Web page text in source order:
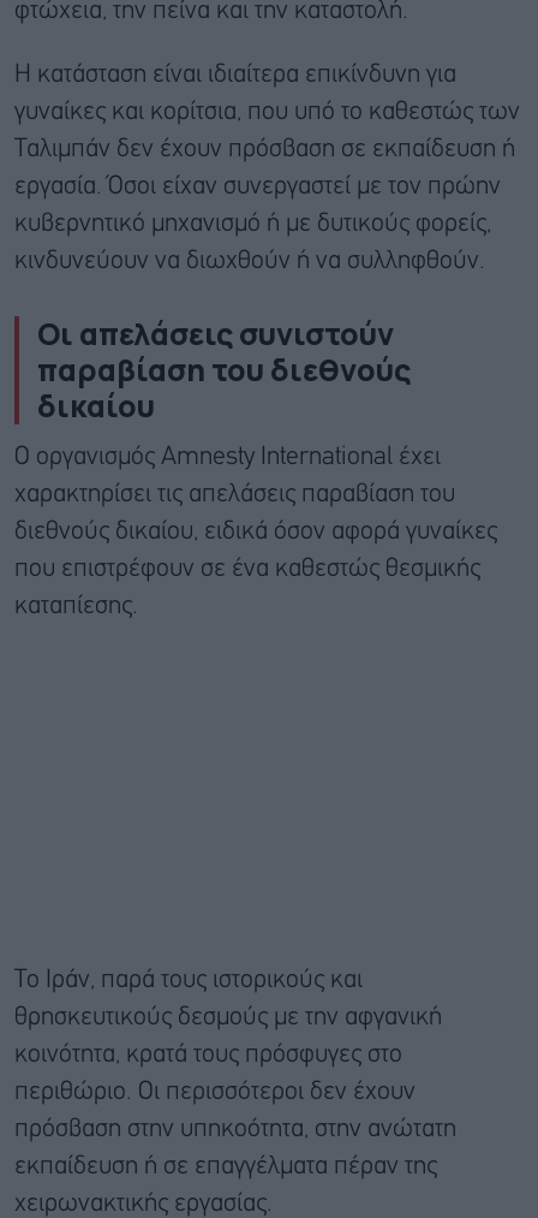
φτώχεια, την πείνα και την καταστολή.
Η κατάσταση είναι ιδιαίτερα επικίνδυνη για
γυναίκες και κορίτσια, που υπό το καθεστώς των
Ταλιμπάν δεν έχουν πρόσβαση σε εκπαίδευση ή
εργασία. Όσοι είχαν συνεργαστεί με τον πρώην
κυβερνητικό μηχανισμό ή με δυτικούς φορείς,
κινδυνεύουν να διωχθούν ή να συλληφθούν.
Οι απελάσεις συνιστούν
παραβίαση του διεθνούς
δικαίου
Ο οργανισμός Amnesty International έχει
χαρακτηρίσει τις απελάσεις παραβίαση του
διεθνούς δικαίου, ειδικά όσον αφορά γυναίκες
που επιστρέφουν σε ένα καθεστώς θεσμικής
καταπίεσης.
Το Ιράν, παρά τους ιστορικούς και
θρησκευτικούς δεσμούς με την αφγανική
κοινότητα, κρατά τους πρόσφυγες στο
περιθώριο. Οι περισσότεροι δεν έχουν
πρόσβαση στην υπηκοότητα, στην ανώτατη
εκπαίδευση ή σε επαγγέλματα πέραν της
χειρωνακτικής εργασίας.